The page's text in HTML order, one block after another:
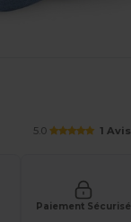
5.0 1 Avis
Paiement Sécurisé